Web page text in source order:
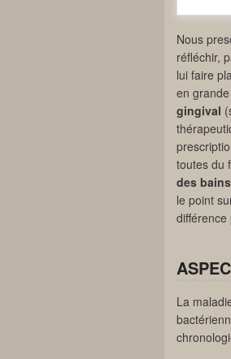
Nous
réfléchir,
lui faire
en
gingival
toutes du
des
le point
La